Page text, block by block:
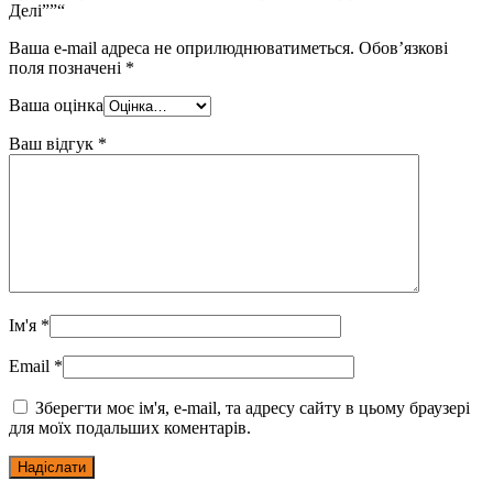
Делі””“
Ваша e-mail адреса не оприлюднюватиметься. Обов’язкові
поля позначені *
Ваша оцінка
Ваш відгук *
Ім'я *
Email *
Зберегти моє ім'я, e-mail, та адресу сайту в цьому браузері
для моїх подальших коментарів.